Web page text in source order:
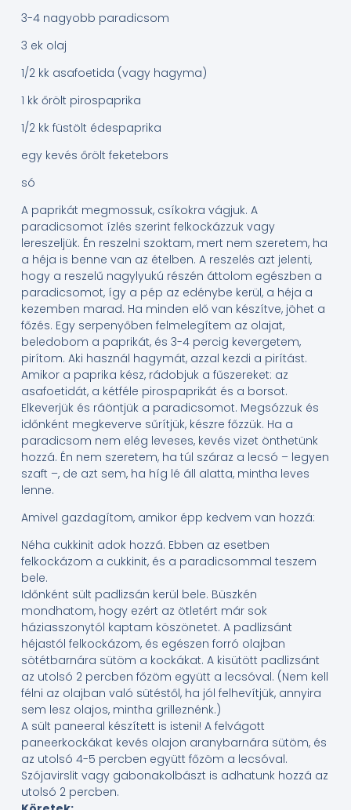
3-4 nagyobb paradicsom
3 ek olaj
1/2 kk asafoetida (vagy hagyma)
1 kk őrölt pirospaprika
1/2 kk füstölt édespaprika
egy kevés őrölt feketebors
só
A paprikát megmossuk, csíkokra vágjuk. A
paradicsomot ízlés szerint felkockázzuk vagy
lereszeljük. Én reszelni szoktam, mert nem szeretem, ha
a héja is benne van az ételben. A reszelés azt jelenti,
hogy a reszelű nagylyukú részén áttolom egészben a
paradicsomot, így a pép az edénybe kerül, a héja a
kezemben marad. Ha minden elő van készítve, jöhet a
főzés. Egy serpenyőben felmelegítem az olajat,
beledobom a paprikát, és 3-4 percig kevergetem,
pirítom. Aki használ hagymát, azzal kezdi a pirítást.
Amikor a paprika kész, rádobjuk a fűszereket: az
asafoetidát, a kétféle pirospaprikát és a borsot.
Elkeverjük és ráöntjük a paradicsomot. Megsózzuk és
időnként megkeverve sűrítjük, készre főzzük. Ha a
paradicsom nem elég leveses, kevés vizet önthetünk
hozzá. Én nem szeretem, ha túl száraz a lecsó – legyen
szaft –, de azt sem, ha híg lé áll alatta, mintha leves
lenne.
Amivel gazdagítom, amikor épp kedvem van hozzá:
Néha cukkinit adok hozzá. Ebben az esetben
felkockázom a cukkinit, és a paradicsommal teszem
bele.
Időnként sült padlizsán kerül bele. Büszkén
mondhatom, hogy ezért az ötletért már sok
háziasszonytól kaptam köszönetet. A padlizsánt
héjastól felkockázom, és egészen forró olajban
sötétbarnára sütöm a kockákat. A kisütött padlizsánt
az utolsó 2 percben főzöm együtt a lecsóval. (Nem kell
félni az olajban való sütéstől, ha jól felhevítjük, annyira
sem lesz olajos, mintha grilleznénk.)
A sült paneeral készített is isteni! A felvágott
paneerkockákat kevés olajon aranybarnára sütöm, és
az utolsó 4-5 percben együtt főzöm a lecsóval.
Szójavirslit vagy gabonakolbászt is adhatunk hozzá az
utolsó 2 percben.